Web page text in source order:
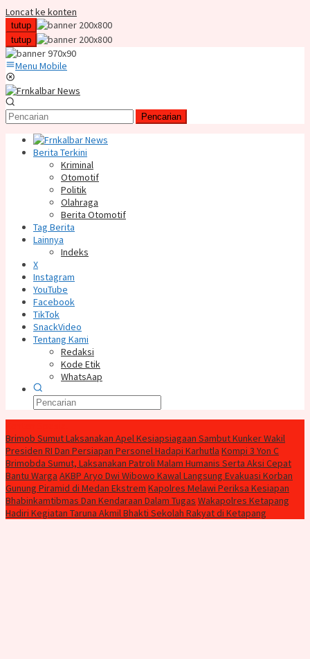
Loncat ke konten
tutup
tutup
Menu Mobile
Pencarian
Berita Terkini
Kriminal
Otomotif
Politik
Olahraga
Berita Otomotif
Tag Berita
Lainnya
Indeks
X
Instagram
YouTube
Facebook
TikTok
SnackVideo
Tentang Kami
Redaksi
Kode Etik
WhatsAap
Brimob Sumut Laksanakan Apel Kesiapsiagaan Sambut Kunker Wakil
Presiden RI Dan Persiapan Personel Hadapi Karhutla Kompi 3 Yon C
Brimobda Sumut, Laksanakan Patroli Malam Humanis Serta Aksi Cepat
Bantu Warga AKBP Aryo Dwi Wibowo Kawal Langsung Evakuasi Korban
Gunung Piramid di Medan Ekstrem Kapolres Melawi Periksa Kesiapan
Bhabinkamtibmas Dan Kendaraan Dalam Tugas Wakapolres Ketapang
Hadiri Kegiatan Taruna Akmil Bhakti Sekolah Rakyat di Ketapang